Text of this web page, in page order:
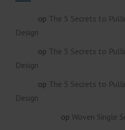
op The 5 Secrets to
Design
op The 5 Secrets to
Design
op The 5 Secrets to
Design
op Woven Single